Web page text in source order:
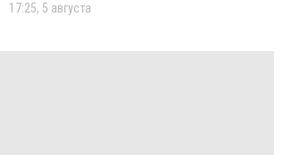
17:25, 5 августа